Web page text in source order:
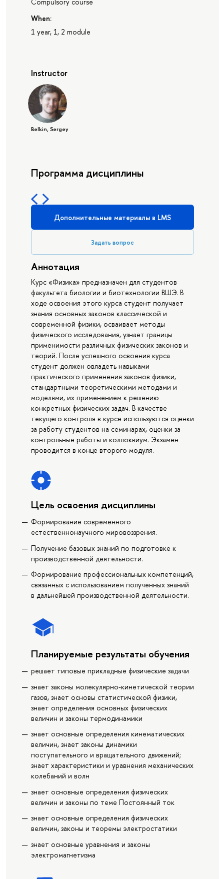
When:
1 year, 1, 2 module
Instructor
Belkin, Sergey
Программа дисциплины
Дополнительные материалы в LMS
Задать вопрос
Аннотация
Курс «Физика» предназначен для студентов
факультета биологии и биотехнологии ВШЭ. В
ходе освоения этого курса студент получает
знания основных законов классической и
современной физики, осваивает методы
физического исследования, узнает границы
применимости различных физических законов и
теорий. После успешного освоения курса
студент должен овладеть навыками
практического применения законов физики,
стандартными теоретическими методами и
моделями, их применением к решению
конкретных физических задач. В качестве
текущего контроля в курсе используются оценки
за работу студентов на семинарах, оценки за
контрольные работы и коллоквиум. Экзамен
проводится в конце второго модуля.
Цель освоения дисциплины
Формирование современного
естественнонаучного мировоззрения.
Получение базовых знаний по подготовке к
производственной деятельности.
Формирование профессиональных компетенций,
связанных с использованием полученных знаний
в дальнейшей производственной деятельности.
Планируемые результаты обучения
решает типовые прикладные физические задачи
знает законы молекулярно-кинетической теории
газов, знает основы статистической физики,
знает определения основных физических
величин и законы термодинамики
знает основные определения кинематических
величин, знает законы динамики
поступательного и вращательного движений;
знает характеристики и уравнения механических
колебаний и волн
знает основные определения физических
величин и законы по теме Постоянный ток
знает основные определения физических
величин, законы и теоремы электростатики
знает основные уравнения и законы
электромагнетизма